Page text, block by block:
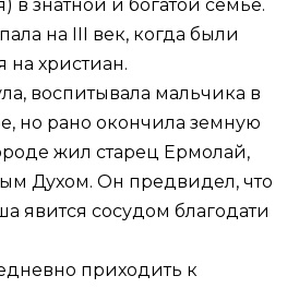
в знатной и богатой семье.
на III век, когда были
на христиан.
воспитывала мальчика в
но рано окончила земную
жил старец Ермолай,
Духом. Он предвидел, что
явится сосудом благодати
приходить к